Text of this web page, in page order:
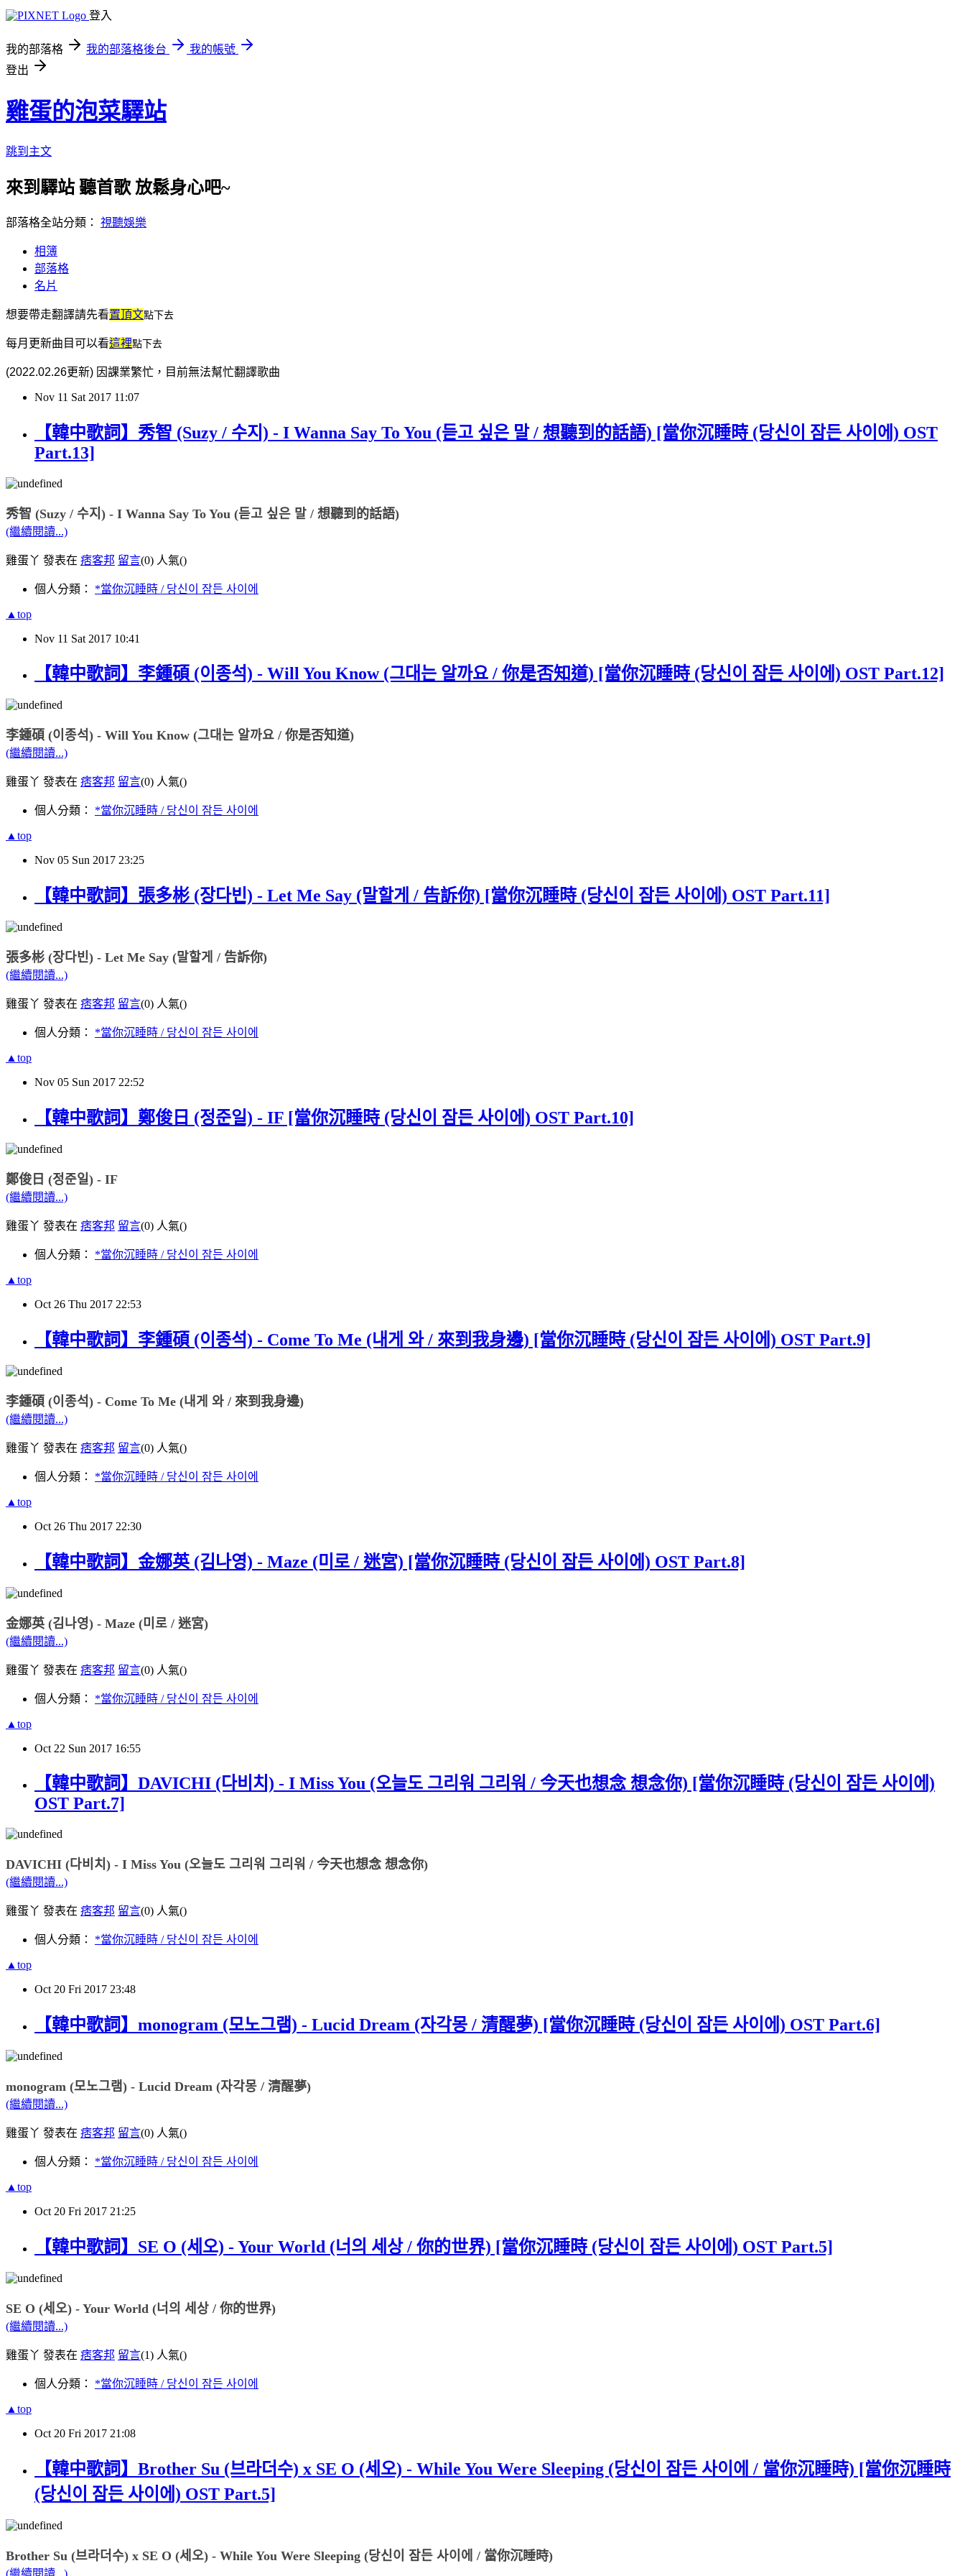
登入
我的部落格 我的部落格後台
我的帳號
登出
雞蛋的泡菜驛站
跳到主文
來到驛站 聽首歌 放鬆身心吧~
部落格全站分類： 視聽娛樂
相簿
部落格
名片
想要帶走翻譯請先看置頂文點下去
每月更新曲目可以看這裡點下去
(2022.02.26更新) 因課業繁忙，目前無法幫忙翻譯歌曲
Nov 11 Sat 2017 11:07
【韓中歌詞】秀智 (Suzy / 수지) - I Wanna Say To You (듣고 싶은 말 / 想聽到的話語) [當你沉睡時 (당신이 잠든 사이에) OST
Part.13]
秀智 (Suzy / 수지) - I Wanna Say To You (듣고 싶은 말 / 想聽到的話語)
(繼續閱讀...)
雞蛋丫 發表在 痞客邦 留言(0) 人氣()
個人分類： *當你沉睡時 / 당신이 잠든 사이에
▲top
Nov 11 Sat 2017 10:41
【韓中歌詞】李鍾碩 (이종석) - Will You Know (그대는 알까요 / 你是否知道) [當你沉睡時 (당신이 잠든 사이에) OST Part.12]
李鍾碩 (이종석) - Will You Know (그대는 알까요 / 你是否知道)
(繼續閱讀...)
雞蛋丫 發表在 痞客邦 留言(0) 人氣()
個人分類： *當你沉睡時 / 당신이 잠든 사이에
▲top
Nov 05 Sun 2017 23:25
【韓中歌詞】張多彬 (장다빈) - Let Me Say (말할게 / 告訴你) [當你沉睡時 (당신이 잠든 사이에) OST Part.11]
張多彬 (장다빈) - Let Me Say (말할게 / 告訴你)
(繼續閱讀...)
雞蛋丫 發表在 痞客邦 留言(0) 人氣()
個人分類： *當你沉睡時 / 당신이 잠든 사이에
▲top
Nov 05 Sun 2017 22:52
【韓中歌詞】鄭俊日 (정준일) - IF [當你沉睡時 (당신이 잠든 사이에) OST Part.10]
鄭俊日 (정준일) - IF
(繼續閱讀...)
雞蛋丫 發表在 痞客邦 留言(0) 人氣()
個人分類： *當你沉睡時 / 당신이 잠든 사이에
▲top
Oct 26 Thu 2017 22:53
【韓中歌詞】李鍾碩 (이종석) - Come To Me (내게 와 / 來到我身邊) [當你沉睡時 (당신이 잠든 사이에) OST Part.9]
李鍾碩 (이종석) - Come To Me (내게 와 / 來到我身邊)
(繼續閱讀...)
雞蛋丫 發表在 痞客邦 留言(0) 人氣()
個人分類： *當你沉睡時 / 당신이 잠든 사이에
▲top
Oct 26 Thu 2017 22:30
【韓中歌詞】金娜英 (김나영) - Maze (미로 / 迷宮) [當你沉睡時 (당신이 잠든 사이에) OST Part.8]
金娜英 (김나영) - Maze (미로 / 迷宮)
(繼續閱讀...)
雞蛋丫 發表在 痞客邦 留言(0) 人氣()
個人分類： *當你沉睡時 / 당신이 잠든 사이에
▲top
Oct 22 Sun 2017 16:55
【韓中歌詞】DAVICHI (다비치) - I Miss You (오늘도 그리워 그리워 / 今天也想念 想念你) [當你沉睡時 (당신이 잠든 사이에)
OST Part.7]
DAVICHI (다비치) - I Miss You (오늘도 그리워 그리워 / 今天也想念 想念你)
(繼續閱讀...)
雞蛋丫 發表在 痞客邦 留言(0) 人氣()
個人分類： *當你沉睡時 / 당신이 잠든 사이에
▲top
Oct 20 Fri 2017 23:48
【韓中歌詞】monogram (모노그램) - Lucid Dream (자각몽 / 清醒夢) [當你沉睡時 (당신이 잠든 사이에) OST Part.6]
monogram (모노그램) - Lucid Dream (자각몽 / 清醒夢)
(繼續閱讀...)
雞蛋丫 發表在 痞客邦 留言(0) 人氣()
個人分類： *當你沉睡時 / 당신이 잠든 사이에
▲top
Oct 20 Fri 2017 21:25
【韓中歌詞】SE O (세오) - Your World (너의 세상 / 你的世界) [當你沉睡時 (당신이 잠든 사이에) OST Part.5]
SE O (세오) - Your World (너의 세상 / 你的世界)
(繼續閱讀...)
雞蛋丫 發表在 痞客邦 留言(1) 人氣()
個人分類： *當你沉睡時 / 당신이 잠든 사이에
▲top
Oct 20 Fri 2017 21:08
【韓中歌詞】Brother Su (브라더수) x SE O (세오) - While You Were Sleeping (당신이 잠든 사이에 / 當你沉睡時) [當你沉睡時
(당신이 잠든 사이에) OST Part.5]
Brother Su (브라더수) x SE O (세오) - While You Were Sleeping (당신이 잠든 사이에 / 當你沉睡時)
(繼續閱讀...)